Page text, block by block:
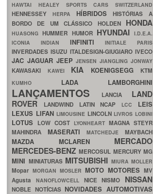
HAWTAI HEALEY SPORTS CARS SWITZERLAND
HENNESSEY HERPA HÍBRIDOSHISTÓRIAS A
BORDO DE UM CLÁSSICO HOLDEN HONDA
HUASONGHUMMER HUMOR HYUNDAI I.D.E.A.
ICONIA INDIAN INFINITIINITIALE PARIS
INVERDADESISUZU ITALDESIGN-GIUGIAROIVECO
JAC JAGUAR JEEPJENSENJIANGLINGJONWAY
KAWASAKI KAWEI KIA KOENIGSEGG KTM
KUMHO LADA LAMBORGHINI
LANÇAMENTOS LANCIA LAND
ROVER
LANDWIND LATIN NCAP LCC LEIS
LEXUS LIFAN LIMOUSINE LINCOLN LIVROS LOBINI
LOTUS LOW COST LYONHEART MAGNA STEYR
MAHINDRA MASERATIMATCHEDJEMAYBACH
MAZDA MCLAREN MERCADO
MERCEDES-BENZMERCOSUL MERCURYMG
MINI MINIATURAS MITSUBISHI MIURA MOLLER
Mopar MORGAN MOSLER MOTO MOTORES MV
Agusta NANOFLOWCELL NICENISMO NISSAN
NOBLE NOTÍCIAS NOVIDADES AUTOMOTIVAS